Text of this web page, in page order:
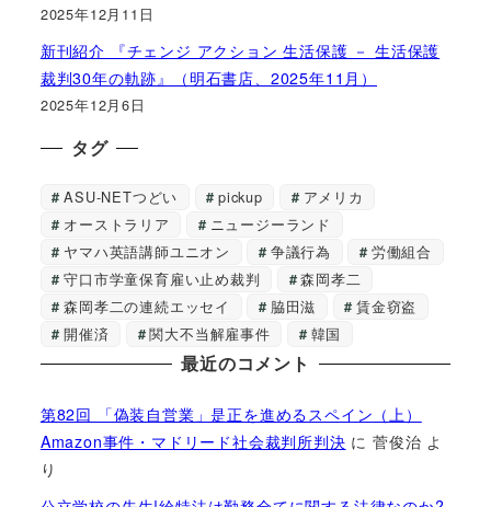
2025年12月11日
新刊紹介 『チェンジ アクション 生活保護 － 生活保護
裁判30年の軌跡』（明石書店、2025年11月）
2025年12月6日
タグ
ASU-NETつどい pickup
アメリカ
オーストラリア
ニュージーランド
ヤマハ英語講師ユニオン
争議行為
労働組合
守口市学童保育雇い止め裁判
森岡孝二
森岡孝二の連続エッセイ
脇田滋
賃金窃盗
開催済
関大不当解雇事件 韓国
最近のコメント
第82回 「偽装自営業」是正を進めるスペイン（上）
Amazon事件・マドリード社会裁判所判決 に菅俊治 よ
り